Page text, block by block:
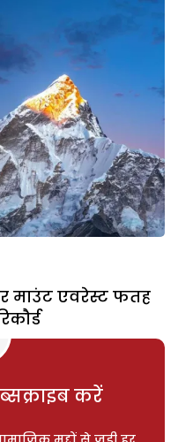
माउंट एवरेस्ट फतह
करें